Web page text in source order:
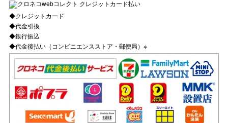
◆クレジットカード
◆代金引換
◆銀行振込
◆代金後払い（コンビニエンスストア・郵便局）※